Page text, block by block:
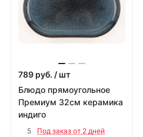
789 руб. / шт
Блюдо прямоугольное
Премиум 32см керамика
индиго
5
Под заказ от 2 дней